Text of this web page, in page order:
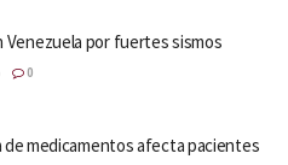
Venezuela por fuertes sismos
0
de medicamentos afecta pacientes